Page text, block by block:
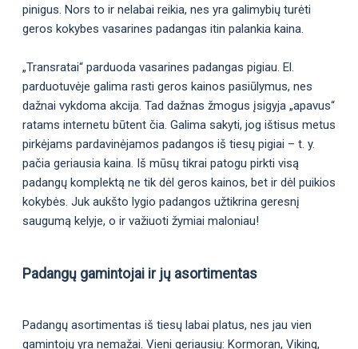
pinigus. Nors to ir nelabai reikia, nes yra galimybių turėti
geros kokybes vasarines padangas itin palankia kaina.
„Transratai“ parduoda vasarines padangas pigiau. El.
parduotuvėje galima rasti geros kainos pasiūlymus, nes
dažnai vykdoma akcija. Tad dažnas žmogus įsigyja „apavus“
ratams internetu būtent čia. Galima sakyti, jog ištisus metus
pirkėjams pardavinėjamos padangos iš tiesų pigiai – t. y.
pačia geriausia kaina. Iš mūsų tikrai patogu pirkti visą
padangų komplektą ne tik dėl geros kainos, bet ir dėl puikios
kokybės. Juk aukšto lygio padangos užtikrina geresnį
saugumą kelyje, o ir važiuoti žymiai maloniau!
Padangų gamintojai ir jų asortimentas
Padangų asortimentas iš tiesų labai platus, nes jau vien
gamintojų yra nemažai. Vieni geriausių: Kormoran, Viking,